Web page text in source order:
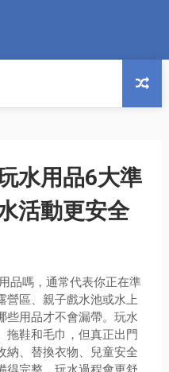
水用品6大準
活動更安全
品嗎，通常代表你正在準
營區、親子戲水池或水上
些用品才不會漏帶。玩水
拖鞋和毛巾，但真正出門
納、替換衣物、兒童安全
得完整，玩水過程會更舒